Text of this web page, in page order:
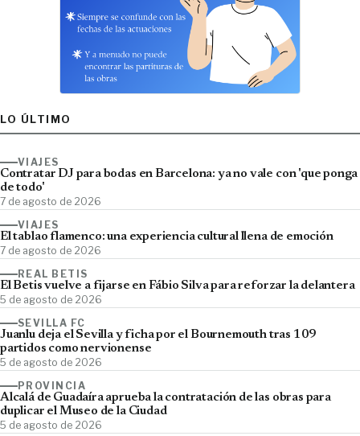
LO ÚLTIMO
VIAJES
Contratar DJ para bodas en Barcelona: ya no vale con 'que ponga
de todo'
7 de agosto de 2026
VIAJES
El tablao flamenco: una experiencia cultural llena de emoción
7 de agosto de 2026
REAL BETIS
El Betis vuelve a fijarse en Fábio Silva para reforzar la delantera
5 de agosto de 2026
SEVILLA FC
Juanlu deja el Sevilla y ficha por el Bournemouth tras 109
partidos como nervionense
5 de agosto de 2026
PROVINCIA
Alcalá de Guadaíra aprueba la contratación de las obras para
duplicar el Museo de la Ciudad
5 de agosto de 2026